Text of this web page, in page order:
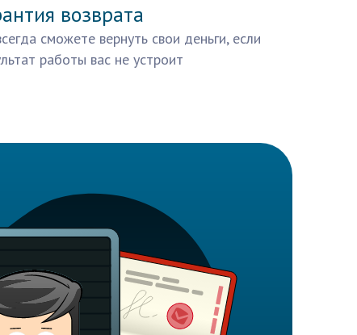
возврата
сможете вернуть свои деньги, если
работы вас не устроит